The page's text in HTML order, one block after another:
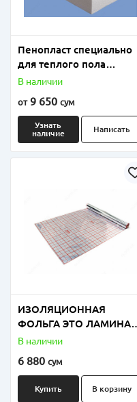
Пенопласт специально
для теплого пола
плотность от 18 до 25
В наличии
от9 650 сум
Узнать
наличие
Написать
ИЗОЛЯЦИОННАЯ
ФОЛЬГА ЭТО ЛАМИНАТ
ПОЛИЭТИЛЕНОВОЙ И
ФОЛЬГИ
В наличии
6 880 сум
Купить В корзину